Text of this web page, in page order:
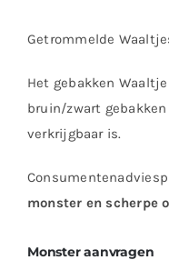
Getrommelde
Het gebakken
bruin/zwart
verkrijgbaar is.
monster en scherpe
Monster aanvragen